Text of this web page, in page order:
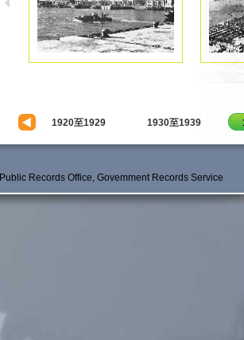
1920至1929 1930至1939
Public Records Office, Govemment Records Service